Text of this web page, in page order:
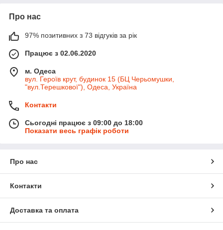
Про нас
97% позитивних з 73 відгуків за рік
Працює з 02.06.2020
м. Одеса
вул. Героїв крут, будинок 15 (БЦ Черьомушки,
"вул.Терешкової"), Одеса, Україна
Контакти
Сьогодні працює з 09:00 до 18:00
Показати весь графік роботи
Про нас
Контакти
Доставка та оплата